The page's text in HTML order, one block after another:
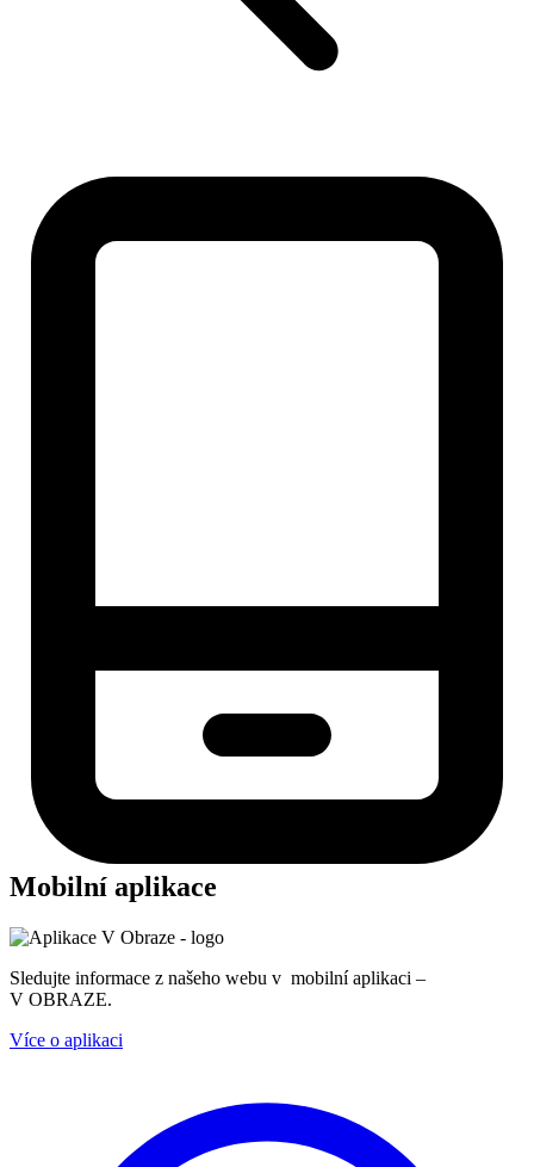
Mobilní aplikace
Sledujte informace z našeho webu v mobilní aplikaci –
V OBRAZE.
Více o aplikaci